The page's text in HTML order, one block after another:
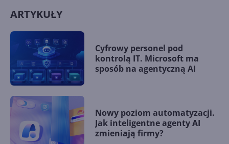
ARTYKUŁY
Cyfrowy personel pod
kontrolą IT. Microsoft ma
sposób na agentyczną AI
Nowy poziom automatyzacji.
Jak inteligentne agenty AI
zmieniają firmy?